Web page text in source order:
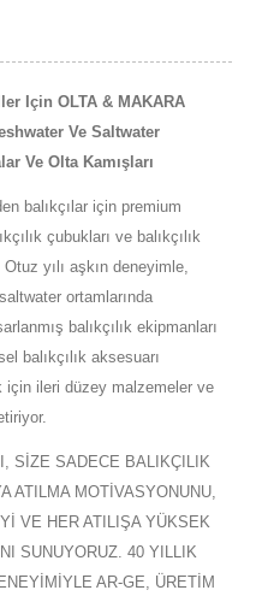
Için OLTA & MAKARA
Ve Saltwater
Ve Olta Kamışları
balıkçılar için premium
çubukları ve balıkçılık
yılı aşkın deneyimle,
ortamlarında
balıkçılık ekipmanları
balıkçılık aksesuarı
için ileri düzey malzemeler ve
SİZE SADECE BALIKÇILIK
ATILMA MOTİVASYONUNU,
VE HER ATILIŞA YÜKSEK
SUNUYORUZ. 40 YILLIK
AR-GE, ÜRETİM